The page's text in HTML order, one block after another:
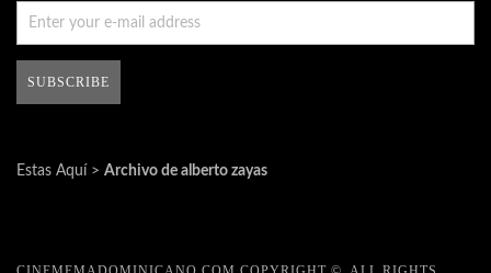
Estas Aquí > Archivo de alberto zayas